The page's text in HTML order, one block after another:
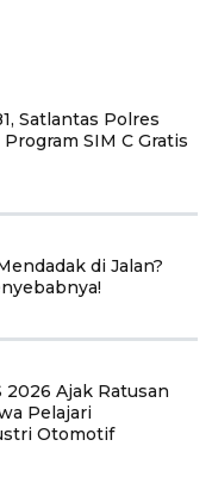
Satlantas Polres
SIM C Gratis
di Jalan?
2026 Ajak Ratusan
Pelajari
Otomotif